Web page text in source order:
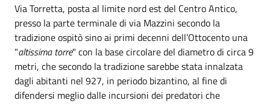
Via Torretta, posta al limite nord est del Centro Antico,
presso la parte terminale di via Mazzini secondo la
tradizione ospitò sino ai primi decenni dell’Ottocento una
"altissima torre" con la base circolare del diametro di circa 9
metri, che secondo la tradizione sarebbe stata innalzata
dagli abitanti nel 927, in periodo bizantino, al fine di
difendersi meglio dalle incursioni dei predatori che